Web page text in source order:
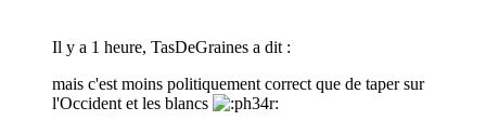
Il y a 1 heure, TasDeGraines a dit :
mais c'est moins politiquement correct que de taper sur
l'Occident et les blancs